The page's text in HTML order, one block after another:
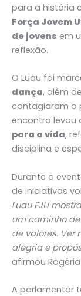
para a história
Força Jovem
de jovens em
reflexão.
O Luau foi
dança, além
contagiaram o
encontro levou
para a vida,
disciplina e
Durante o
de iniciativas
Luau FJU
um caminho
de valores. Ver
alegria e
afirmou
A parlamentar